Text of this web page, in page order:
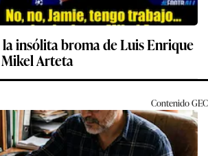
la insólita broma de Luis Enrique
Arteta
ContenidoGEC